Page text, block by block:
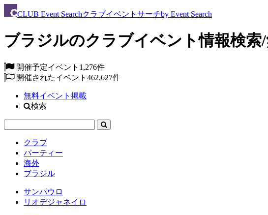
CLUB Event Searchクラブイベントサーチby Event Search
ブラジルのクラブイベント情報検索
開催予定イベント 1,276件
開催されたイベント 462,627件
無料イベント掲載
検索
クラブ
パーティー
海外
ブラジル
サンパウロ
リオデジャネイロ